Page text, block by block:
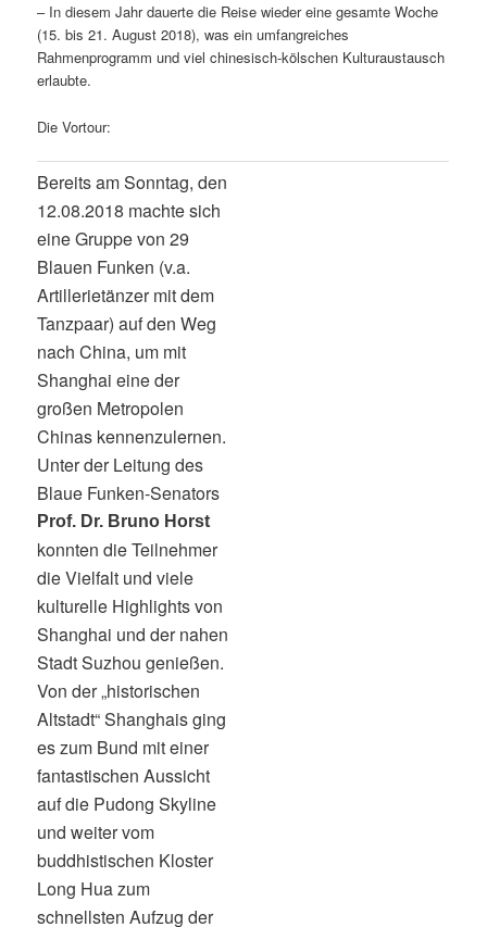
– In diesem Jahr dauerte die Reise wieder eine gesamte Woche
(15. bis 21. August 2018), was ein umfangreiches
Rahmenprogramm und viel chinesisch-kölschen Kulturaustausch
erlaubte.
Die Vortour:
Bereits am Sonntag, den
12.08.2018 machte sich
eine Gruppe von 29
Blauen Funken (v.a.
Artillerietänzer mit dem
Tanzpaar) auf den Weg
nach China, um mit
Shanghai eine der
großen Metropolen
Chinas kennenzulernen.
Unter der Leitung des
Blaue Funken-Senators
Prof. Dr. Bruno Horst
konnten die Teilnehmer
die Vielfalt und viele
kulturelle Highlights von
Shanghai und der nahen
Stadt Suzhou genießen.
Von der „historischen
Altstadt“ Shanghais ging
es zum Bund mit einer
fantastischen Aussicht
auf die Pudong Skyline
und weiter vom
buddhistischen Kloster
Long Hua zum
schnellsten Aufzug der